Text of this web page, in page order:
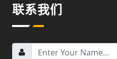
联系我们